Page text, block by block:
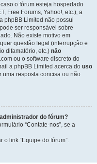
o fórum esteja hospedado
Free Forums, Yahoo!, etc.), a
phpBB Limited não possui
ser responsável sobre
Não existe motivo em
questão legal (interrupção e
difamatório, etc.) não
ou o software discreto do
a phpBB Limited acerca do uso
uma resposta concisa ou não
do fórum?
“Contate-nos”, se a
o link “Equipe do fórum”.